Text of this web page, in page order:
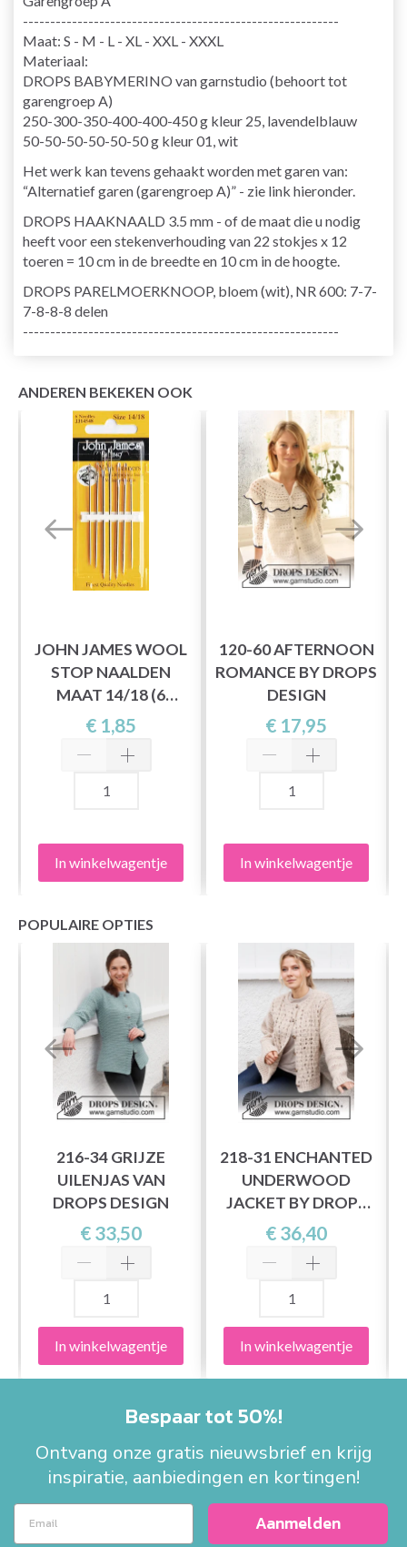
----------------------------------------------------------
Maat: S - M - L - XL - XXL - XXXL
Materiaal:
DROPS BABYMERINO van garnstudio (behoort tot
garengroep A)
250-300-350-400-400-450 g kleur 25, lavendelblauw
50-50-50-50-50-50 g kleur 01, wit
Het werk kan tevens gehaakt worden met garen van:
“Alternatief garen (garengroep A)” - zie link hieronder.
DROPS HAAKNAALD 3.5 mm - of de maat die u nodig
heeft voor een stekenverhouding van 22 stokjes x 12
toeren = 10 cm in de breedte en 10 cm in de hoogte.
DROPS PARELMOERKNOOP, bloem (wit), NR 600: 7-7-
7-8-8-8 delen
----------------------------------------------------------
ANDEREN BEKEKEN OOK
JOHN JAMES WOOL
STOP NAALDEN
MAAT 14/18 (6
NAALDEN)
€ 1,85
In winkelwagentje
120-60 AFTERNOON
ROMANCE BY DROPS
DESIGN
€ 17,95
In winkelwagentje
POPULAIRE OPTIES
216-34 GRIJZE
UILENJAS VAN
DROPS DESIGN
€ 33,50
In winkelwagentje
218-31 ENCHANTED
UNDERWOOD
JACKET BY DROPS
DESIGN
€ 36,40
In winkelwagentje
Bespaar tot 50%!
Ontvang onze gratis nieuwsbrief en krijg
inspiratie, aanbiedingen en kortingen!
Aanmelden